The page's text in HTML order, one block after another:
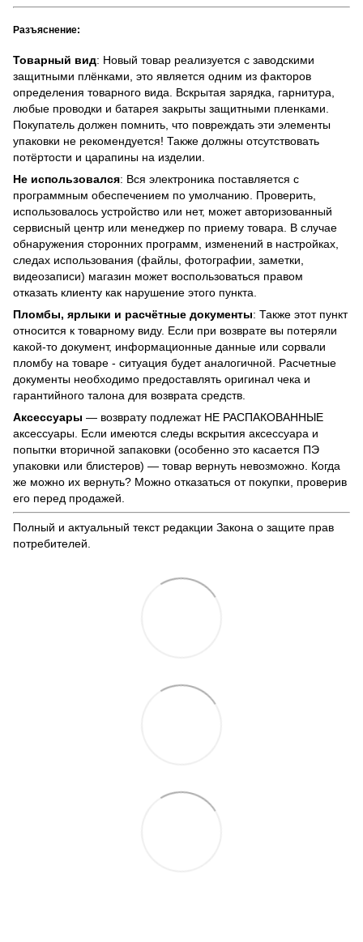
Разъяснение:
Товарный вид: Новый товар реализуется с заводскими
защитными плёнками, это является одним из факторов
определения товарного вида. Вскрытая зарядка, гарнитура,
любые проводки и батарея закрыты защитными пленками.
Покупатель должен помнить, что повреждать эти элементы
упаковки не рекомендуется! Также должны отсутствовать
потёртости и царапины на изделии.
Не использовался: Вся электроника поставляется с
программным обеспечением по умолчанию. Проверить,
использовалось устройство или нет, может авторизованный
сервисный центр или менеджер по приему товара. В случае
обнаружения сторонних программ, изменений в настройках,
следах использования (файлы, фотографии, заметки,
видеозаписи) магазин может воспользоваться правом
отказать клиенту как нарушение этого пункта.
Пломбы, ярлыки и расчётные документы: Также этот пункт
относится к товарному виду. Если при возврате вы потеряли
какой-то документ, информационные данные или сорвали
пломбу на товаре - ситуация будет аналогичной. Расчетные
документы необходимо предоставлять оригинал чека и
гарантийного талона для возврата средств.
Аксессуары — возврату подлежат НЕ РАСПАКОВАННЫЕ
аксессуары. Если имеются следы вскрытия аксессуара и
попытки вторичной запаковки (особенно это касается ПЭ
упаковки или блистеров) — товар вернуть невозможно. Когда
же можно их вернуть? Можно отказаться от покупки, проверив
его перед продажей.
Полный и актуальный текст редакции Закона о защите прав
потребителей.